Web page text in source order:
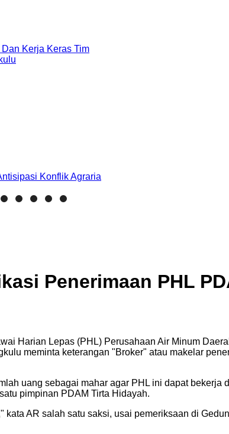
Kerja Keras Tim
Konflik Agraria
Penerimaan PHL
Harian Lepas (PHL) Perusahaan Air Minum
meminta keterangan "Broker" atau makelar
uang sebagai mahar agar PHL ini dapat bekerja
pimpinan PDAM Tirta Hidayah.
AR salah satu saksi, usai pemeriksaan di